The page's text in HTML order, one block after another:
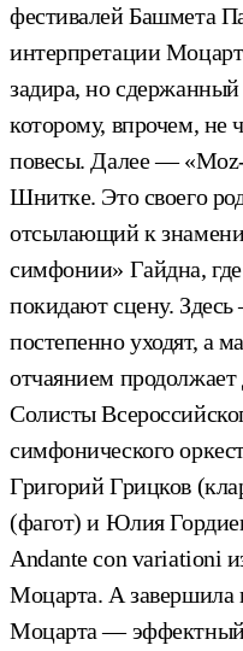
фестивалей Башмета
интерпретации
задира, но
которому, впрочем, не
повесы. Далее —
Шнитке. Это своего
отсылающий к
симфонии» Гайдна,
покидают сцену.
постепенно уходят, а
отчаянием
Солисты
симфонического
Григорий Грицков
(фагот) и Юлия
Andante con variationi
Моцарта. А завершила
Моцарта — эффектный